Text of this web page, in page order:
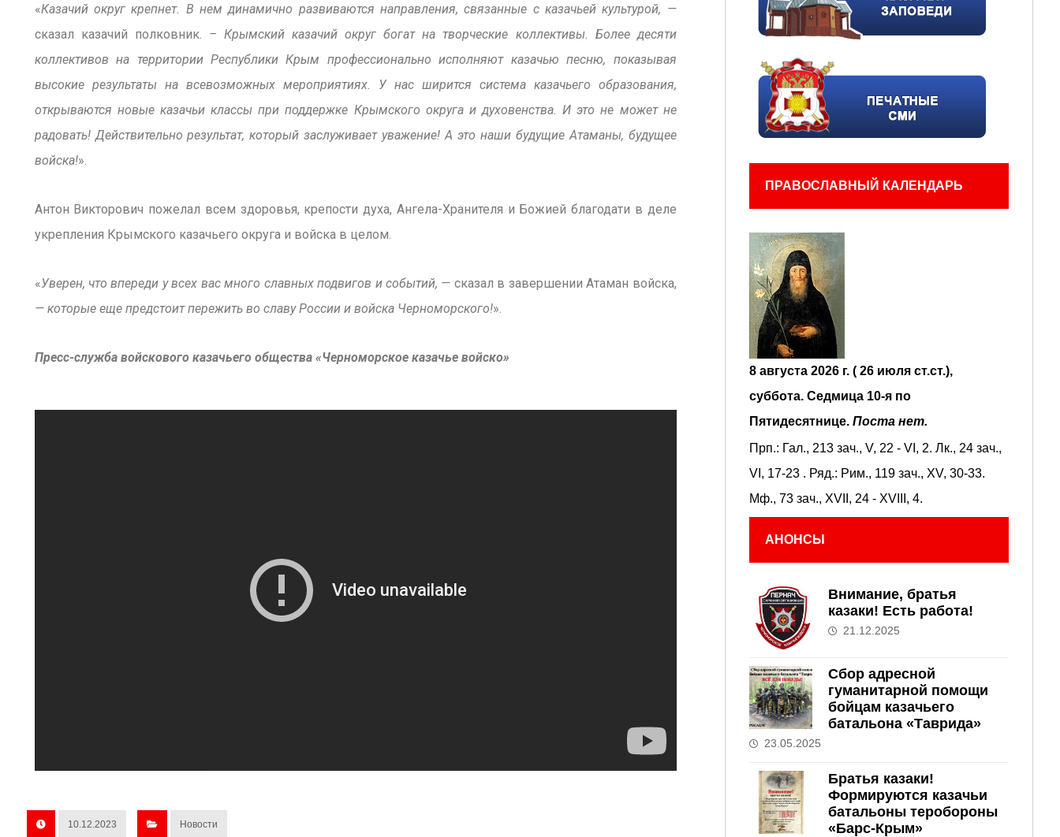
«Казачий округ крепнет. В нем динамично развиваются направления, связанные с казачьей культурой, —
сказал казачий полковник. – Крымский казачий округ богат на творческие коллективы. Более десяти
коллективов на территории Республики Крым профессионально исполняют казачью песню, показывая
высокие результаты на всевозможных мероприятиях. У нас ширится система казачьего образования,
открываются новые казачьи классы при поддержке Крымского округа и духовенства. И это не может не
радовать! Действительно результат, который заслуживает уважение! А это наши будущие Атаманы, будущее
войска!».
Антон Викторович пожелал всем здоровья, крепости духа, Ангела-Хранителя и Божией благодати в деле
укрепления Крымского казачьего округа и войска в целом.
«Уверен, что впереди у всех вас много славных подвигов и событий, — сказал в завершении Атаман войска,
— которые еще предстоит пережить во славу России и войска Черноморского!».
Пресс-служба войскового казачьего общества «Черноморское казачье войско»
10.12.2023 Новости
ПРАВОСЛАВНЫЙ КАЛЕНДАРЬ
8 августа 2026 г. ( 26 июля ст.ст.),
суббота. Седмица 10-я по
Пятидесятнице. Поста нет.
Прп.: Гал., 213 зач., V, 22 - VI, 2. Лк., 24 зач.,
VI, 17-23 . Ряд.: Рим., 119 зач., XV, 30-33.
Мф., 73 зач., XVII, 24 - XVIII, 4.
АНОНСЫ
Внимание, братья
казаки! Есть работа!
21.12.2025
Сбор адресной
гуманитарной помощи
бойцам казачьего
батальона «Таврида»
23.05.2025
Братья казаки!
Формируются казачьи
батальоны теробороны
«Барс-Крым»